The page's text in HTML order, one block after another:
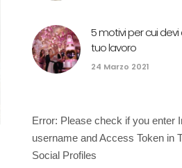
5 motivi per cui
tuo lavoro
24 Marzo 2021
Error: Please check if you enter
username and Access Token in
Social Profiles